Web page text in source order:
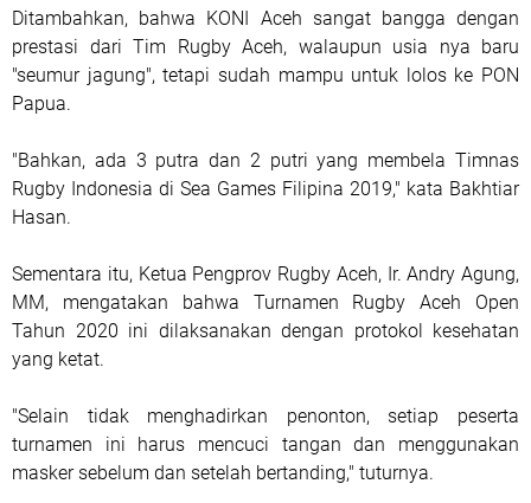
Ditambahkan, bahwa KONI Aceh sangat bangga dengan
prestasi dari Tim Rugby Aceh, walaupun usia nya baru
"seumur jagung", tetapi sudah mampu untuk lolos ke PON
Papua.
"Bahkan, ada 3 putra dan 2 putri yang membela Timnas
Rugby Indonesia di Sea Games Filipina 2019," kata Bakhtiar
Hasan.
Sementara itu, Ketua Pengprov Rugby Aceh, Ir. Andry Agung,
MM, mengatakan bahwa Turnamen Rugby Aceh Open
Tahun 2020 ini dilaksanakan dengan protokol kesehatan
yang ketat.
"Selain tidak menghadirkan penonton, setiap peserta
turnamen ini harus mencuci tangan dan menggunakan
masker sebelum dan setelah bertanding," tuturnya.